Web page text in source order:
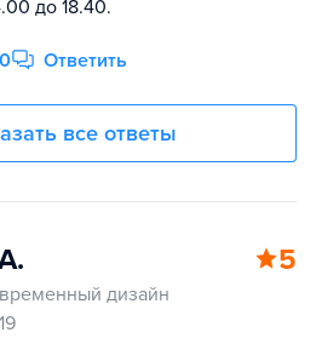
до 18.40.
0 Ответить
все ответы
5
дизайн